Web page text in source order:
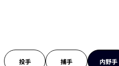
投手 捕手 内野手